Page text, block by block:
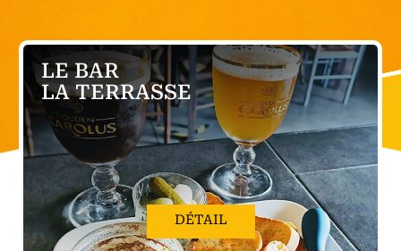
LE BAR
LA TERRASSE
DÉTAIL